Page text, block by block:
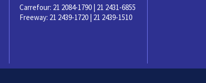
Carrefour: 21 2084-1790 | 21 2431-6855
Freeway: 21 2439-1720 | 21 2439-1510